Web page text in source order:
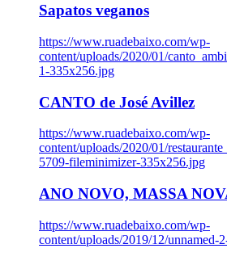
Sapatos veganos
https://www.ruadebaixo.com/wp-
content/uploads/2020/01/
1-335x256.jpg
CANTO de José Avillez
https://www.ruadebaixo.com/wp-
content/uploads/2020/01/
5709-fileminimizer-335x256.jpg
ANO NOVO, MASSA
https://www.ruadebaixo.com/wp-
content/uploads/2019/12/unnamed-